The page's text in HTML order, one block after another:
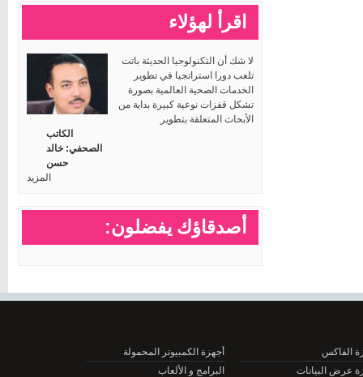
اقرأ لهؤلاء
لا شك أن التكنولوجيا الحديثة باتت
تلعب دورا استراتجيا في تطوير
الخدمات الصحية العالمية بصورة
تشكل قفزات نوعية كبيرة بداية من
الأبحاث المتعلقة بتطوير
الكاتب
الصحفي: خالد
حسن
المزيد
أصدقاؤك يفضلون:
أجهزة الكمبيوتر المحمولة
البيانات
البرامج و الألعاب